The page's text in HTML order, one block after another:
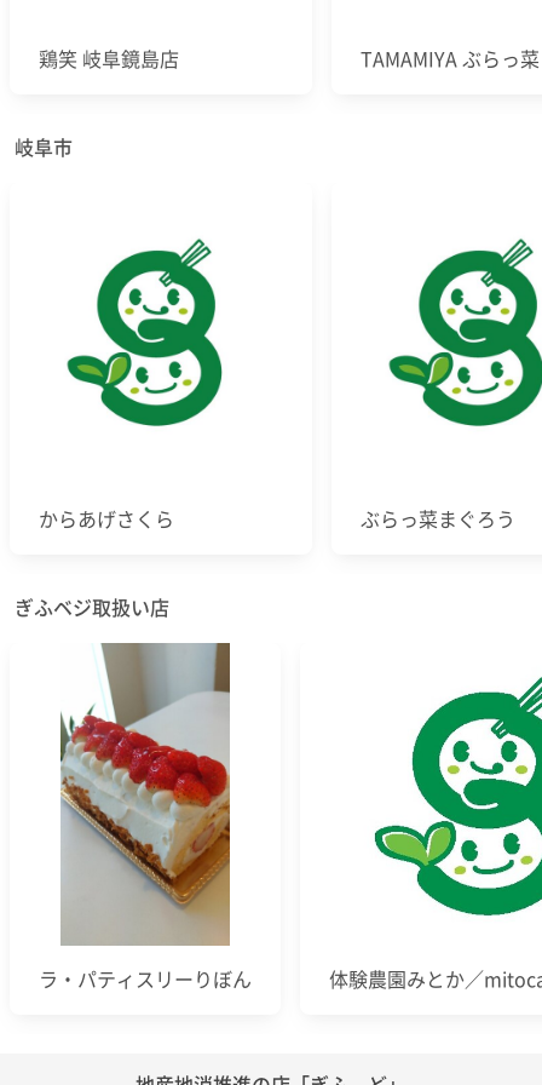
鶏笑 岐阜鏡島店 TAMAMIYA ぶらっ菜
岐阜市
からあげさくら ぶらっ菜まぐろう
ぎふベジ取扱い店
ラ・パティスリーりぼん 体験農園みとか／